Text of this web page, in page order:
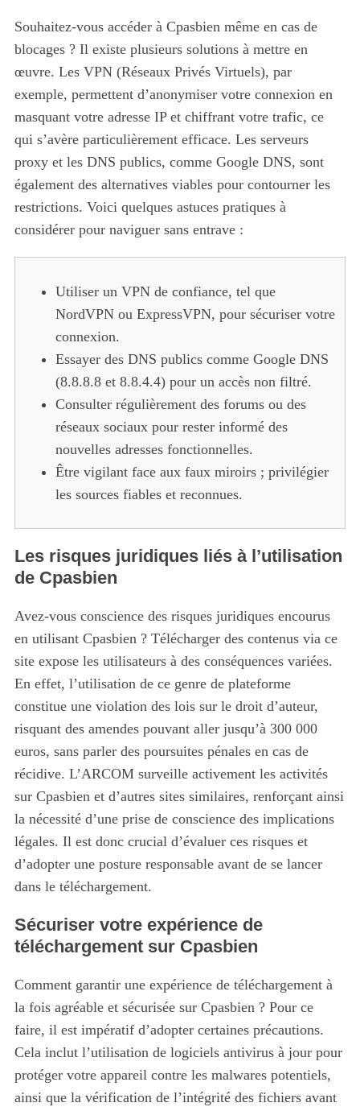
Souhaitez-vous accéder à Cpasbien même en cas de
blocages ? Il existe plusieurs solutions à mettre en
œuvre. Les VPN (Réseaux Privés Virtuels), par
exemple, permettent d’anonymiser votre connexion en
masquant votre adresse IP et chiffrant votre trafic, ce
qui s’avère particulièrement efficace. Les serveurs
proxy et les DNS publics, comme Google DNS, sont
également des alternatives viables pour contourner les
restrictions. Voici quelques astuces pratiques à
considérer pour naviguer sans entrave :
Utiliser un VPN de confiance, tel que
NordVPN ou ExpressVPN, pour sécuriser votre
connexion.
Essayer des DNS publics comme Google DNS
(8.8.8.8 et 8.8.4.4) pour un accès non filtré.
Consulter régulièrement des forums ou des
réseaux sociaux pour rester informé des
nouvelles adresses fonctionnelles.
Être vigilant face aux faux miroirs ; privilégier
les sources fiables et reconnues.
Les risques juridiques liés à l’utilisation
de Cpasbien
Avez-vous conscience des risques juridiques encourus
en utilisant Cpasbien ? Télécharger des contenus via ce
site expose les utilisateurs à des conséquences variées.
En effet, l’utilisation de ce genre de plateforme
constitue une violation des lois sur le droit d’auteur,
risquant des amendes pouvant aller jusqu’à 300 000
euros, sans parler des poursuites pénales en cas de
récidive. L’ARCOM surveille activement les activités
sur Cpasbien et d’autres sites similaires, renforçant ainsi
la nécessité d’une prise de conscience des implications
légales. Il est donc crucial d’évaluer ces risques et
d’adopter une posture responsable avant de se lancer
dans le téléchargement.
Sécuriser votre expérience de
téléchargement sur Cpasbien
Comment garantir une expérience de téléchargement à
la fois agréable et sécurisée sur Cpasbien ? Pour ce
faire, il est impératif d’adopter certaines précautions.
Cela inclut l’utilisation de logiciels antivirus à jour pour
protéger votre appareil contre les malwares potentiels,
ainsi que la vérification de l’intégrité des fichiers avant
r
c
h
o
r